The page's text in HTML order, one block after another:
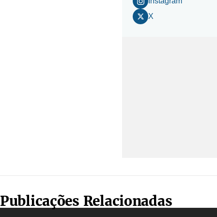
X
Publicações Relacionadas